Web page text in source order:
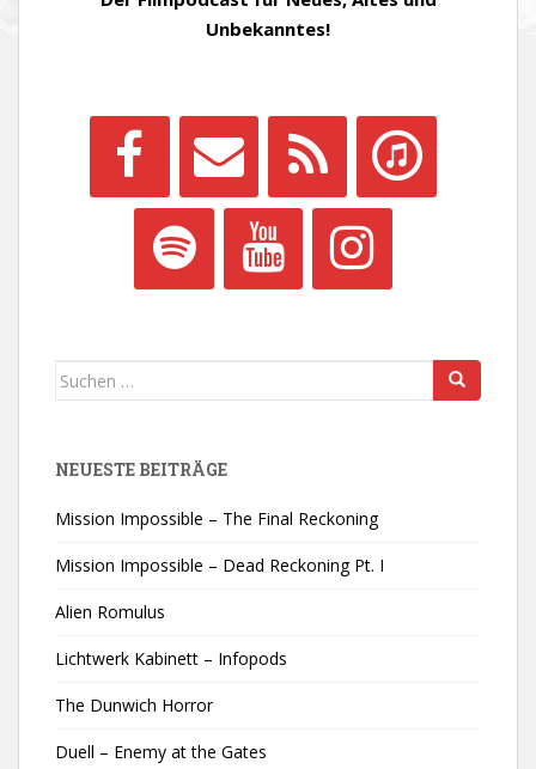
Unbekanntes!
Suchen
NEUESTE BEITRÄGE
Mission Impossible – The Final Reckoning
Mission Impossible – Dead Reckoning Pt. I
Alien Romulus
Lichtwerk Kabinett – Infopods
The Dunwich Horror
Duell – Enemy at the Gates